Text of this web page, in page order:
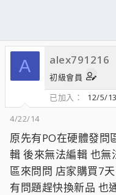
A alex791216
初級會員
已加入
12/5/13
4/22/14
原先有PO在硬體發問
輯 後來無法編輯 也無
區來問問 店家購買7
有問題趕快換新品 也